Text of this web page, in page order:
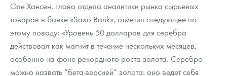
Оле Хансен, глава отдела аналитики рынка сырьевых
товаров в банке «Saxo Bank», отметил следующее по
этому поводу: «Уровень 50 долларов для серебра
действовал как магнит в течение нескольких месяцев,
особенно на фоне рекордного роста золота. Серебро
можно назвать “бета-версией” золота: оно ведет себя